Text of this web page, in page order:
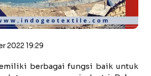
2022 19:29
berbagai fungsi baik untuk